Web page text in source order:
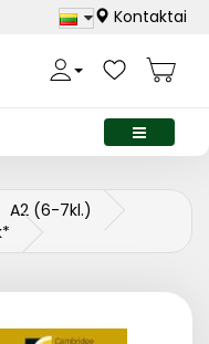
Kontaktai
A2 (6-7kl.)